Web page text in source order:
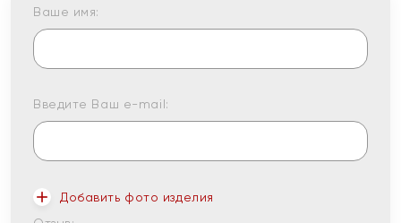
Ваше имя:
Введите Ваш e-mail:
Добавить фото изделия